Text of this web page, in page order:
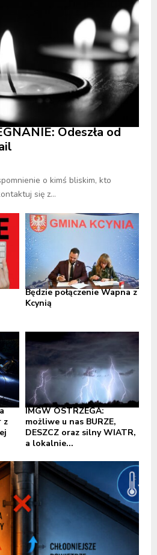
Odeszła od
o kimś bliskim, kto
się z...
Będzie połączenie Wapna z
Kcynią
z
IMGW OSTRZEGA:
możliwe u nas BURZE,
DESZCZ oraz silny WIATR,
a lokalnie...